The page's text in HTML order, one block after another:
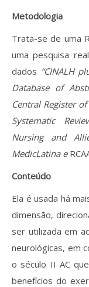
Metodologia
Trata-se de uma
uma pesquisa
dados “CINALH
Database of
Central Register
Systematic
Nursing and
MedicLatina e
Conteúdo
Ela é usada há
dimensão,
ser utilizada em
neurológicas, em
o século II AC
benefícios do